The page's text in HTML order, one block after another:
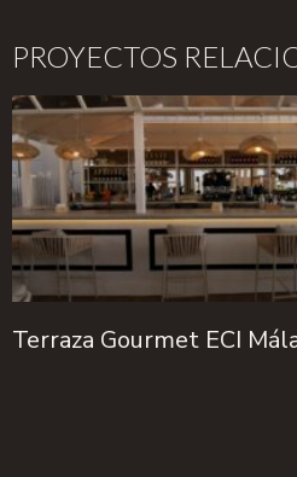
PROYECTOS
Terraza Gourmet ECI